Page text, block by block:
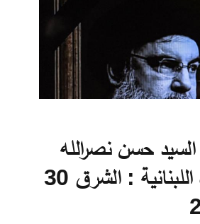
حسن نصرالله
في الصحف اللبنانية : الشرق 30